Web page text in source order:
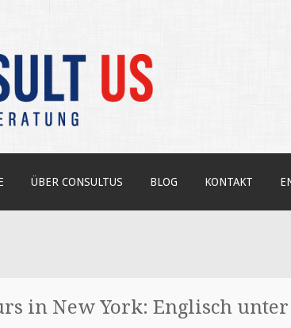
US
ÜBER CONSULTUS BLOG KONTAKT
in New York: Englisch